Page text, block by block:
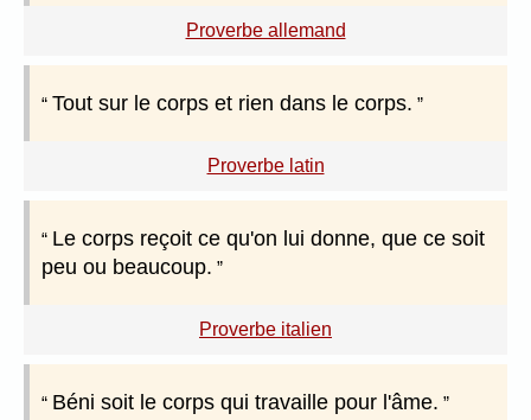
Proverbe allemand
Tout sur le corps et rien dans le corps.
Proverbe latin
Le corps reçoit ce qu'on lui donne, que ce soit
peu ou beaucoup.
Proverbe italien
Béni soit le corps qui travaille pour l'âme.